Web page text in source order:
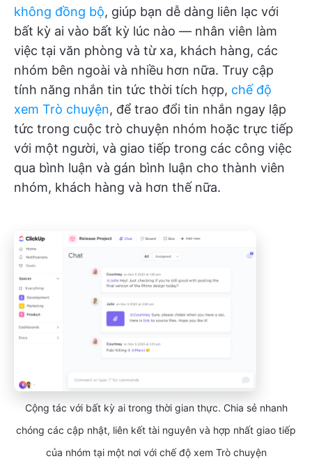
không đồng bộ, giúp bạn dễ dàng liên lạc với
bất kỳ ai vào bất kỳ lúc nào — nhân viên làm
việc tại văn phòng và từ xa, khách hàng, các
nhóm bên ngoài và nhiều hơn nữa. Truy cập
tính năng nhắn tin tức thời tích hợp, chế độ
xem Trò chuyện, để trao đổi tin nhắn ngay lập
tức trong cuộc trò chuyện nhóm hoặc trực tiếp
với một người, và giao tiếp trong các công việc
qua bình luận và gán bình luận cho thành viên
nhóm, khách hàng và hơn thế nữa.
Cộng tác với bất kỳ ai trong thời gian thực. Chia sẻ nhanh
chóng các cập nhật, liên kết tài nguyên và hợp nhất giao tiếp
của nhóm tại một nơi với chế độ xem Trò chuyện